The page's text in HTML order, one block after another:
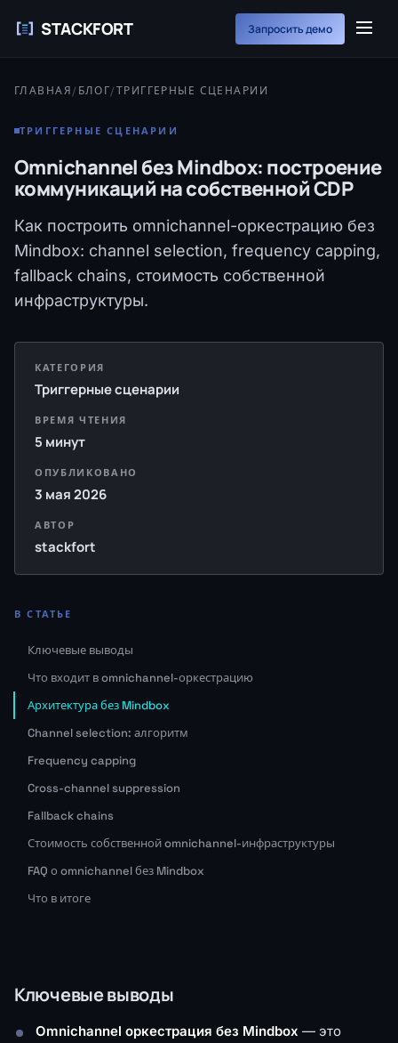
STACKFORT Запросить демо
ГЛАВНАЯ/ БЛОГ/ТРИГГЕРНЫЕ СЦЕНАРИИ
ТРИГГЕРНЫЕ СЦЕНАРИИ
Omnichannel без Mindbox: построение
коммуникаций на собственной CDP
Как построить omnichannel-оркестрацию без
Mindbox: channel selection, frequency capping,
fallback chains, стоимость собственной
инфраструктуры.
КАТЕГОРИЯ
Триггерные сценарии
ВРЕМЯ ЧТЕНИЯ
5 минут
ОПУБЛИКОВАНО
3 мая 2026
АВТОР
stackfort
В СТАТЬЕ
Ключевые выводы
Что входит в omnichannel-оркестрацию
Архитектура без Mindbox
Channel selection: алгоритм
Frequency capping
Cross-channel suppression
Fallback chains
Стоимость собственной omnichannel-инфраструктуры
FAQ о omnichannel без Mindbox
Что в итоге
Ключевые выводы
Omnichannel оркестрация без Mindbox — это